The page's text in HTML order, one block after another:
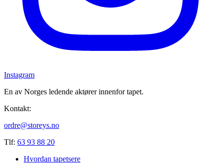
Instagram
En av Norges ledende aktører innenfor tapet.
Kontakt:
ordre@storeys.no
Tlf: 63 93 88 20
Hvordan tapetsere